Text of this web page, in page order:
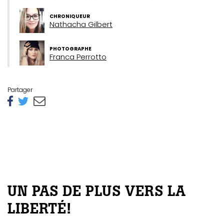
CHRONIQUEUR
Nathacha Gilbert
PHOTOGRAPHE
Franca Perrotto
Partager
UN PAS DE PLUS VERS LA
LIBERTÉ!